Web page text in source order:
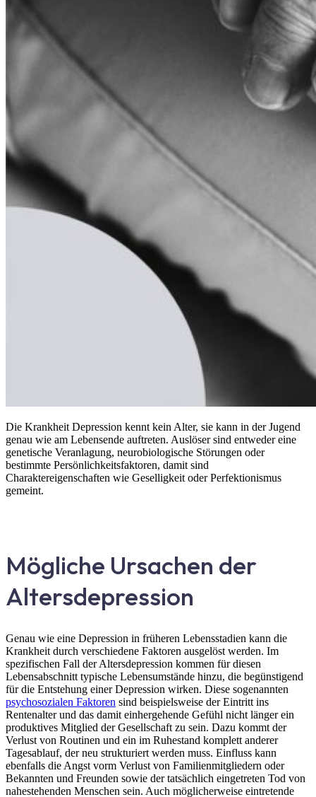
Die Krankheit Depression kennt kein Alter, sie kann in der Jugend
genau wie am Lebensende auftreten. Auslöser sind entweder eine
genetische Veranlagung, neurobiologische Störungen oder
bestimmte Persönlichkeitsfaktoren, damit sind
Charaktereigenschaften wie Geselligkeit oder Perfektionismus
gemeint.
Mögliche Ursachen der
Altersdepression
Genau wie eine Depression in früheren Lebensstadien kann die
Krankheit durch verschiedene Faktoren ausgelöst werden. Im
spezifischen Fall der Altersdepression kommen für diesen
Lebensabschnitt typische Lebensumstände hinzu, die begünstigend
für die Entstehung einer Depression wirken. Diese sogenannten
psychosozialen Faktoren sind beispielsweise der Eintritt ins
Rentenalter und das damit einhergehende Gefühl nicht länger ein
produktives Mitglied der Gesellschaft zu sein. Dazu kommt der
Verlust von Routinen und ein im Ruhestand komplett anderer
Tagesablauf, der neu strukturiert werden muss. Einfluss kann
ebenfalls die Angst vorm Verlust von Familienmitgliedern oder
Bekannten und Freunden sowie der tatsächlich eingetreten Tod von
nahestehenden Menschen sein. Auch möglicherweise eintretende